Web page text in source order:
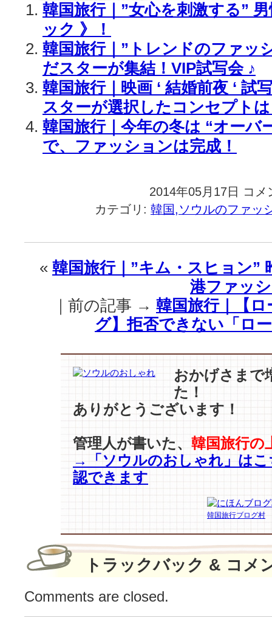
韓国旅行｜”女心を刺激する”
ック 》！
韓国旅行｜”トレンドのファッ
だスターが集結！VIP試写会 ♪
韓国旅行｜映画 ‘ 結婚前夜 ‘ 試
スターが選択したコンセプト
韓国旅行｜今年の冬は “オーバ
で、ファッションは完成！
2014年05月17日
韓
旅
｜
末
の
心
を
温
て
の
男
優
ッ
ョ
ン
♪(韓
マ)
コメ
カテゴリ: 韓国,ソウルのファッ
« 韓国旅行｜”キム・スヒョン”
港ファッ
｜前の記事 → 韓国旅行｜【
グ】拒否できない「ロ
おかげさまで
た！
ありがとうございます！
管理人が書いた、 韓国旅行の
→「ソウルのおしゃれ」はこ
認できます
韓国旅行ブログ村
トラックバック & コメ
Comments are closed.